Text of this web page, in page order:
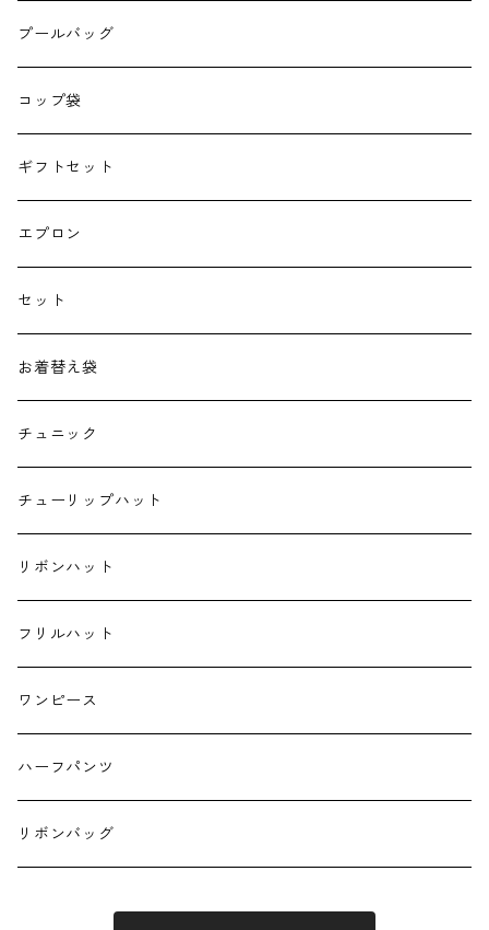
エコバッグ
巾着
授乳クッション
よだれカバー
抱っこ紐
子供用バッグ
ポケットティッシュケース
ハンカチ
ランチクロス
お弁当袋
キーホルダー
プールバッグ
コップ袋
ギフトセット
エプロン
セット
お着替え袋
チュニック
チューリップハット
リボンハット
フリルハット
ワンピース
ハーフパンツ
リボンバッグ